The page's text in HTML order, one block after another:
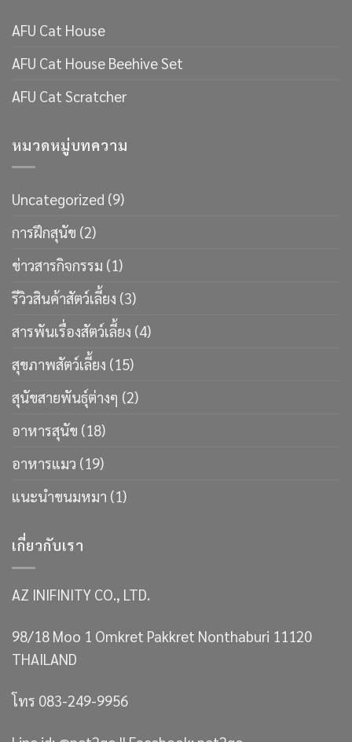
AFU Cat House
AFU Cat House Beehive Set
AFU Cat Scratcher
หมวดหมู่บทความ
Uncategorized (9)
การฝึกสุนัข (2)
ข่าวสารกิจกรรม (1)
รีวิวสินค้าสัตว์เลี้ยง (3)
สารพันเรื่องสัตว์เลี้ยง (4)
สุขภาพสัตว์เลี้ยง (15)
สุนัขสายพันธ์ุต่างๆ (2)
อาหารสุนัข (18)
อาหารแมว (19)
แนะนำขนมหมา (1)
เกี่ยวกับเรา
AZ INIFINITY CO., LTD.
98/18 Moo 1 Omkret Pakkret Nonthaburi 11120
THAILAND
โทร 083-249-9956